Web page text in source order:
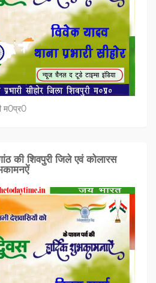
म0प्र0
की शिवपुरी जिले एवं कोलारस